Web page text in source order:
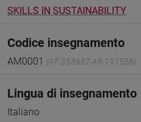
SKILLS IN SUSTAINABILITY
Codice insegnamento
AM0001 (AF:353937 AR:191558)
Lingua di insegnamento
Italiano